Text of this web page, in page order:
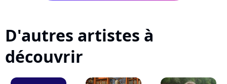
D'autres artistes à
découvrir